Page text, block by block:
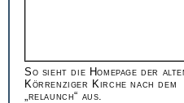
So sieht die Homepage der
Körrenziger Kirche nach dem
„relaunch“ aus.